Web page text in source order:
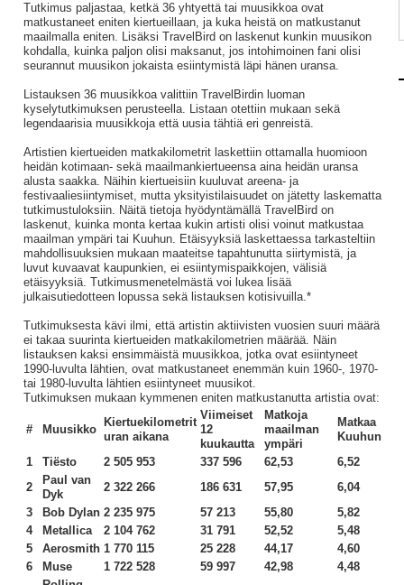
Tutkimus paljastaa, ketkä 36 yhtyettä tai muusikkoa ovat
matkustaneet eniten kiertueillaan, ja kuka heistä on matkustanut
maailmalla eniten. Lisäksi TravelBird on laskenut kunkin muusikon
kohdalla, kuinka paljon olisi maksanut, jos intohimoinen fani olisi
seurannut muusikon jokaista esiintymistä läpi hänen uransa.
Listauksen 36 muusikkoa valittiin TravelBirdin luoman
kyselytutkimuksen perusteella. Listaan otettiin mukaan sekä
legendaarisia muusikkoja että uusia tähtiä eri genreistä.
Artistien kiertueiden matkakilometrit laskettiin ottamalla huomioon
heidän kotimaan- sekä maailmankiertueensa aina heidän uransa
alusta saakka. Näihin kiertueisiin kuuluvat areena- ja
festivaaliesiintymiset, mutta yksityistilaisuudet on jätetty laskematta
tutkimustuloksiin. Näitä tietoja hyödyntämällä TravelBird on
laskenut, kuinka monta kertaa kukin artisti olisi voinut matkustaa
maailman ympäri tai Kuuhun. Etäisyyksiä laskettaessa tarkasteltiin
mahdollisuuksien mukaan maateitse tapahtunutta siirtymistä, ja
luvut kuvaavat kaupunkien, ei esiintymispaikkojen, välisiä
etäisyyksiä. Tutkimusmenetelmästä voi lukea lisää
julkaisutiedotteen lopussa sekä listauksen kotisivuilla.*
Tutkimuksesta kävi ilmi, että artistin aktiivisten vuosien suuri määrä
ei takaa suurinta kiertueiden matkakilometrien määrää. Näin
listauksen kaksi ensimmäistä muusikkoa, jotka ovat esiintyneet
1990-luvulta lähtien, ovat matkustaneet enemmän kuin 1960-, 1970-
tai 1980-luvulta lähtien esiintyneet muusikot.
Tutkimuksen mukaan kymmenen eniten matkustanutta artistia ovat:
# Muusikko
Kiertuekilometrit
uran aikana
Viimeiset
12
kuukautta
Matkoja
maailman
ympäri
Matkaa
Kuuhun
1
Tiësto 2 505 953 337 596 62,53
6,52
2
Paul van
Dyk
2 322 266 186 631 57,95
6,04
3
Bob Dylan 2 235 975 57 213 55,80
5,82
4
Metallica 2 104 762 31 791 52,52
5,48
5
Aerosmith 1 770 115 25 228 44,17
4,60
6
Muse 1 722 528 59 997 42,98
4,48